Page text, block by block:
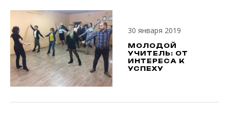
30 января 2019
МОЛОДОЙ
УЧИТЕЛЬ: ОТ
ИНТЕРЕСА К
УСПЕХУ